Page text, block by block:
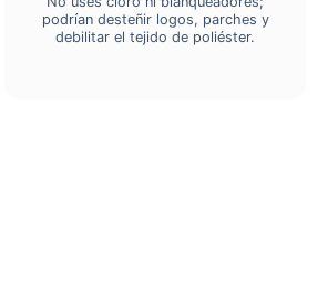
podrían desteñir logos, parches y
debilitar el tejido de poliéster.